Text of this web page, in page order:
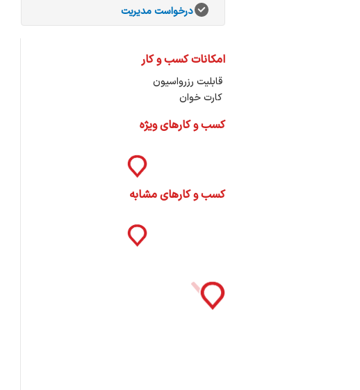
درخواست مدیریت
امکانات کسب و کار
قابلیت رزرواسیون
کارت خوان
کسب و کارهای ویژه
کسب و کارهای مشابه